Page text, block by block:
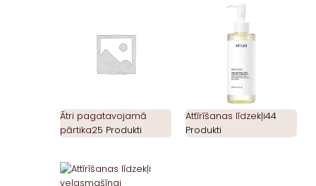
Ātri pagatavojamā
pārtika25 Produkti
Attīrīšanas līdzekļi44
Produkti